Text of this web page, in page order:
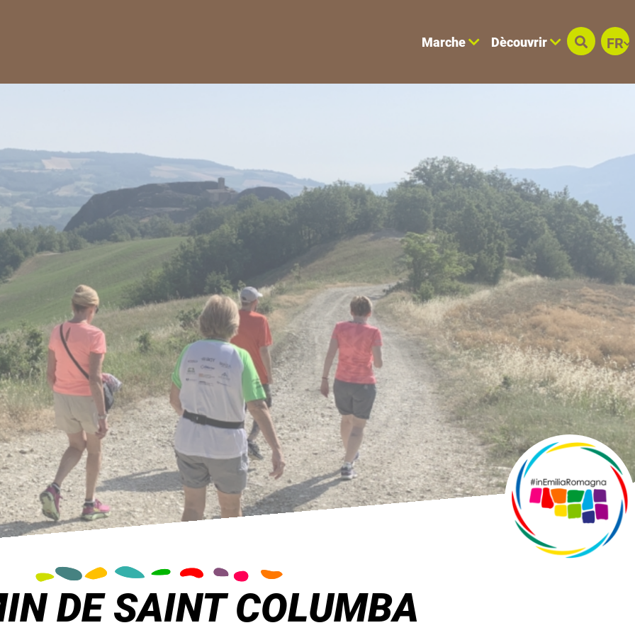
Marche Dècouvrir FR
DE SAINT COLUMBA